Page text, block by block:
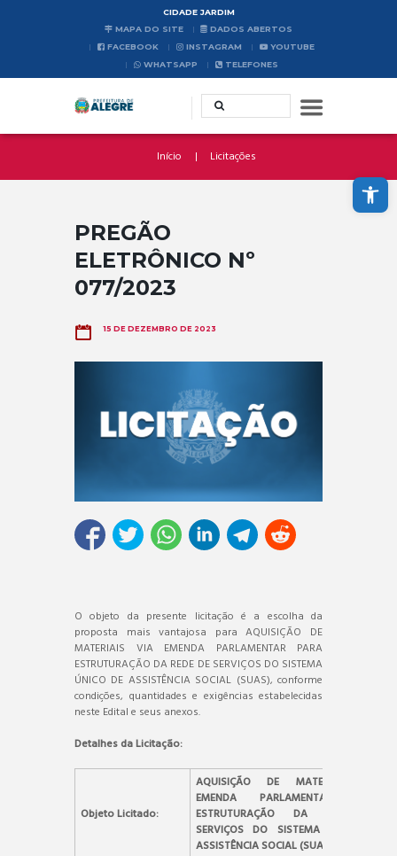
Abrir a barra de ferramentas
CIDADE JARDIM
MAPA DO SITE
DADOS ABERTOS
FACEBOOK
INSTAGRAM
YOUTUBE
WHATSAPP
TELEFONES
Início Licitações
PREGÃO
ELETRÔNICO Nº
077/2023
15 DE DEZEMBRO DE 2023
O objeto da presente licitação é a escolha da
proposta mais vantajosa para AQUISIÇÃO DE
MATERIAIS VIA EMENDA PARLAMENTAR PARA
ESTRUTURAÇÃO DA REDE DE SERVIÇOS DO SISTEMA
ÚNICO DE ASSISTÊNCIA SOCIAL (SUAS), conforme
condições, quantidades e exigências estabelecidas
neste Edital e seus anexos.
Detalhes da Licitação:
Objeto Licitado:
AQUISIÇÃO DE MATERIAIS VIA
EMENDA PARLAMENTAR PARA
ESTRUTURAÇÃO DA REDE DE
SERVIÇOS DO SISTEMA ÚNICO DE
ASSISTÊNCIA SOCIAL (SUAS)